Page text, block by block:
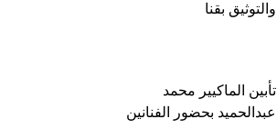
والتوثيق بقنا
تأبين الماكيير محمد
عبدالحميد بحضور الفنانين